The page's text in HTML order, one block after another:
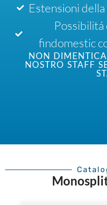
Estensioni
findomestic
NON
NOSTRO STAFF